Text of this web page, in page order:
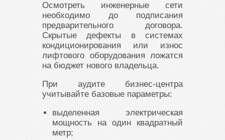
Осмотреть инженерные сети
необходимо до подписания
предварительного договора.
Скрытые дефекты в системах
кондиционирования или износ
лифтового оборудования ложатся
на бюджет нового владельца.
При аудите бизнес-центра
учитывайте базовые параметры:
выделенная электрическая
мощность на один квадратный
метр;